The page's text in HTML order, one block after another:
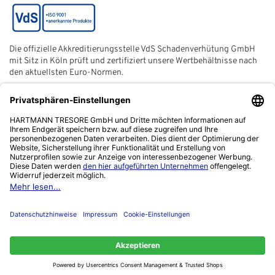
Kontakt
Die offizielle Akkreditierungsstelle VdS Schadenverhütung GmbH
mit Sitz in Köln prüft und zertifiziert unsere Wertbehältnisse nach
den aktuellsten Euro-Normen.
Der ECB (European Certification Body) ist eine neutrale und
unabhängige Zertifizierungsstelle der European Security
Systems Association e. V. (ESSA) mit Sitz in Frankfurt am Main.
von der Polizei ins Leben gerufen, um sich für die Verbesserung
der Kriminalprävention einzusetzen.